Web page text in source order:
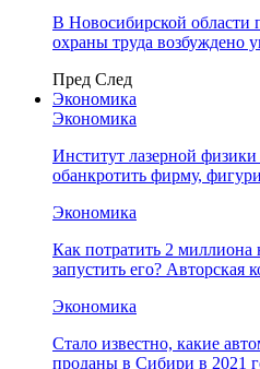
В Новосибирской области
охраны труда возбуждено
Пред След
Экономика
Экономика
Институт лазерной
обанкротить фирму,
Экономика
Как потратить 2 миллиона
запустить его? Авторская
Экономика
Стало известно, какие
проданы в Сибири в 2021